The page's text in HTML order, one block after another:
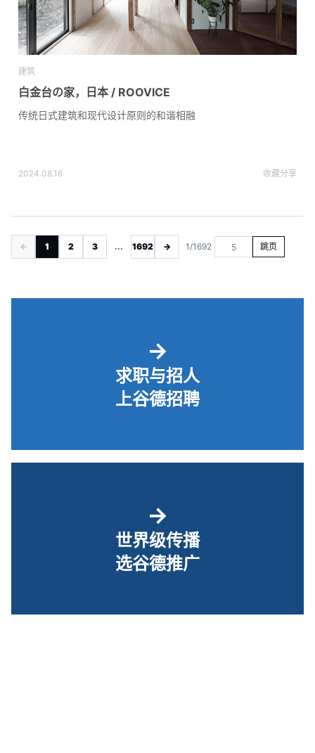
建筑
白金台の家，日本 / ROOVICE
传统日式建筑和现代设计原则的和谐相融
2024.08.16 收藏分享
← 1 2 3 ... 1692 → 1/1692 跳页
→
求职与招人
上谷德招聘
→
世界级传播
选谷德推广